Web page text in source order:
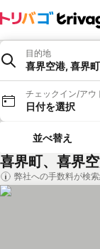
目的地
喜界空港, 喜界町
チェックイン/アウ
日付を選択
並べ替え
喜界町、喜界
弊社への手数料が検